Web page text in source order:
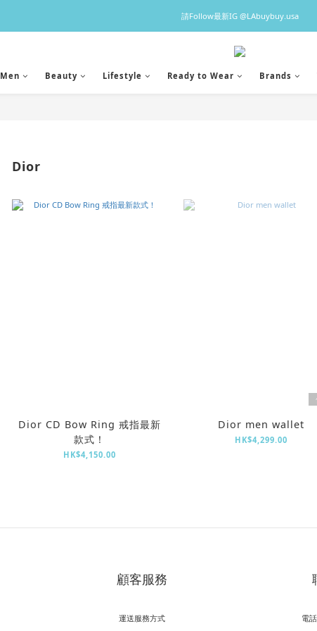
♡預訂貨品2-3星期到港，香港現貨1-3日出貨 ♡
請Follow最新IG @LAbuybuy.usa
♡預訂貨品2-3星期到港，香港現貨1-3日出貨 ♡
Men Beauty Lifestyle Ready to Wear Brands
Dior
Dior CD Bow Ring 戒指最新
款式！
HK$4,150.00
Dior men wallet
HK$4,299.00
顧客服務
運送服務方式
電